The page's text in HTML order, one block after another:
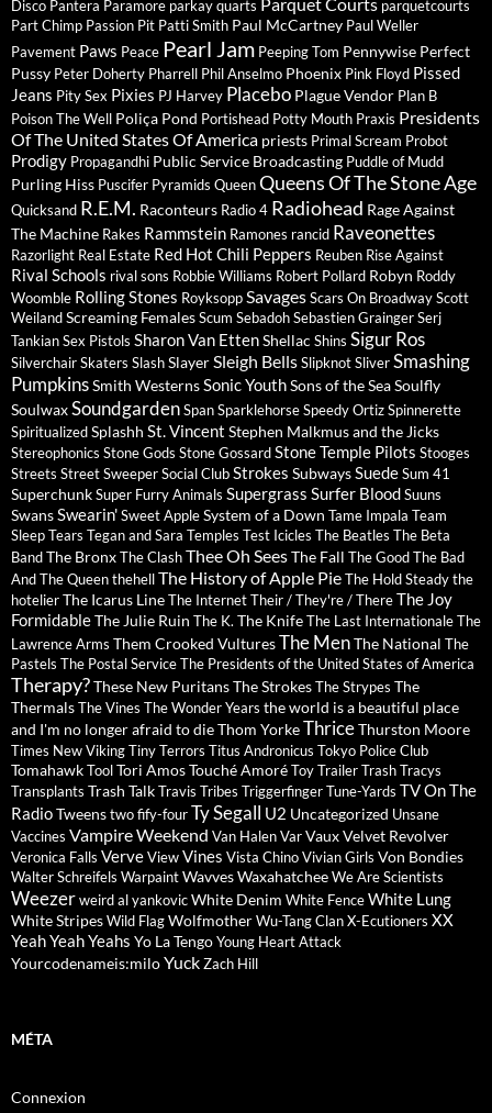
Disco Pantera Paramore parkay quarts
parquetcourts
Part Chimp Passion Pit Patti Smith Paul McCartney Paul Weller
Pavement Paws Peace Pearl Jam Peeping Tom Pennywise Perfect
Pussy Peter Doherty Pharrell Phil Anselmo Phoenix Pink Floyd Pissed
Jeans Pity Sex Pixies PJ Harvey Placebo Plague Vendor Plan B
Poison The Well Poliça Pond Portishead Potty Mouth Praxis Presidents
Of The United States Of America priests Primal Scream Probot
Prodigy Propagandhi Public Service Broadcasting Puddle of Mudd
Purling Hiss Puscifer Pyramids QueenQueens Of The Stone Age
Quicksand R.E.M. Raconteurs Radio 4 Radiohead Rage Against
The Machine Rakes Rammstein Ramones rancid Raveonettes
Razorlight Real Estate Red Hot Chili Peppers Reuben Rise Against
Rival Schools rival sons Robbie Williams Robert Pollard Robyn Roddy
Woomble Rolling Stones RoyksoppSavagesScars On BroadwayScott
WeilandScreaming FemalesScum SebadohSebastien GraingerSerj
TankianSex Pistols Sharon Van EttenShellac Shins Sigur Ros
SilverchairSkaters SlashSlayerSleigh BellsSlipknotSliverSmashing
PumpkinsSmith WesternsSonic YouthSons of the SeaSoulfly
SoulwaxSoundgardenSpanSparklehorseSpeedy OrtizSpinnerette
SpiritualizedSplashh St. Vincent Stephen Malkmus and the Jicks
Stereophonics Stone Gods Stone GossardStone Temple Pilots Stooges
Streets Street Sweeper Social ClubStrokes SubwaysSuedeSum 41
SuperchunkSuper Furry Animals Supergrass Surfer BloodSuuns
SwansSwearin'Sweet AppleSystem of a Down Tame Impala Team
SleepTears Tegan and Sara Temples Test Icicles The Beatles The Beta
BandThe BronxThe ClashThee Oh SeesThe Fall The Good The Bad
And The QueenthehellThe History of Apple PieThe Hold Steadythe
hotelierThe Icarus LineThe InternetTheir / They're / ThereThe Joy
FormidableThe Julie Ruin The K. The KnifeThe Last InternationaleThe
Lawrence Arms Them Crooked VulturesThe MenThe National The
Pastels The Postal ServiceThe Presidents of the United States of America
Therapy?These New PuritansThe StrokesThe Strypes The
ThermalsThe Vines The Wonder Years the world is a beautiful place
and I'm no longer afraid to dieThom YorkeThriceThurston Moore
Times New VikingTiny Terrors Titus Andronicus Tokyo Police Club
TomahawkToolTori AmosTouché AmoréToyTrailer Trash Tracys
Transplants Trash TalkTravis Tribes TriggerfingerTune-Yards TV On The
RadioTweenstwo fify-fourTy Segall U2 Uncategorized Unsane
Vaccines Vampire Weekend Van HalenVarVauxVelvet Revolver
Veronica Falls VerveViewVines Vista ChinoVivian Girls Von Bondies
Walter Schreifels WarpaintWavvesWaxahatcheeWe Are Scientists
Weezerweird al yankovicWhite Denim White FenceWhite Lung
White StripesWild FlagWolfmotherWu-Tang ClanX-Ecutioners XX
Yeah Yeah Yeahs Yo La TengoYoung Heart Attack
Yourcodenameis:miloYuckZach Hill
MÉTA
Connexion